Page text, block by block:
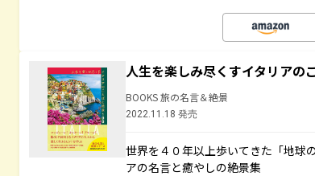
人生を楽しみ尽くすイタリアの
BOOKS 旅の名言＆絶景
2022.11.18 発売
世界を４０年以上歩いてきた「地球
アの名言と癒やしの絶景集